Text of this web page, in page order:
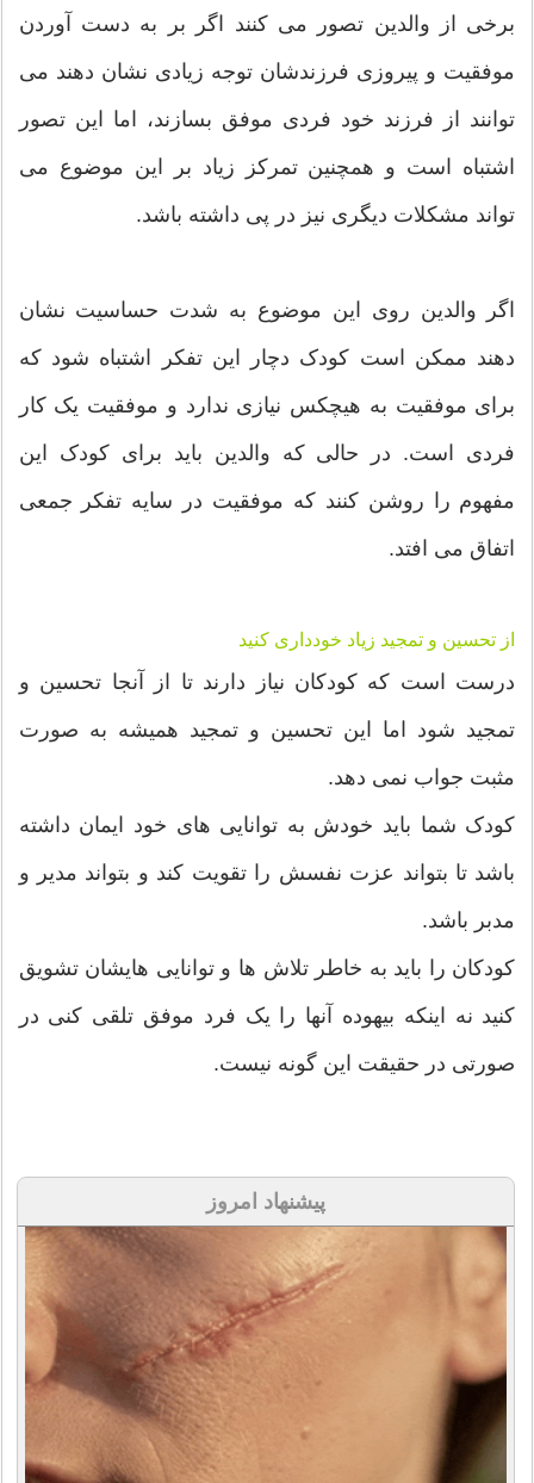
برخی از والدین تصور می کنند اگر بر به دست آوردن
موفقیت و پیروزی فرزندشان توجه زیادی نشان دهند می
توانند از فرزند خود فردی موفق بسازند، اما این تصور
اشتباه است و همچنین تمرکز زیاد بر این موضوع می
تواند مشکلات دیگری نیز در پی داشته باشد.
اگر والدین روی این موضوع به شدت حساسیت نشان
دهند ممکن است کودک دچار این تفکر اشتباه شود که
برای موفقیت به هیچکس نیازی ندارد و موفقیت یک کار
فردی است. در حالی که والدین باید برای کودک این
مفهوم را روشن کنند که موفقیت در سایه تفکر جمعی
اتفاق می افتد.
از تحسین و تمجید زیاد خودداری کنید
درست است که کودکان نیاز دارند تا از آنجا تحسین و
تمجید شود اما این تحسین و تمجید همیشه به صورت
مثبت جواب نمی دهد.
کودک شما باید خودش به توانایی های خود ایمان داشته
باشد تا بتواند عزت نفسش را تقویت کند و بتواند مدیر و
مدبر باشد.
کودکان را باید به خاطر تلاش ها و توانایی هایشان تشویق
کنید نه اینکه بیهوده آنها را یک فرد موفق تلقی کنی در
صورتی در حقیقت این گونه نیست.
پیشنهاد امروز